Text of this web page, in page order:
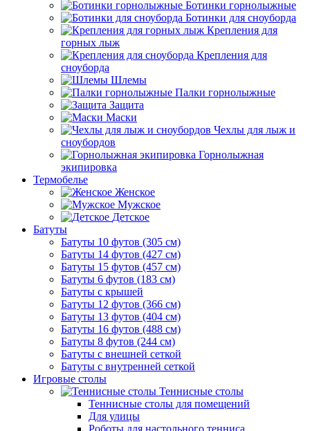
Ботинки горнолыжные
Ботинки для сноуборда
Крепления для
горных лыж
Крепления для
сноуборда
Шлемы
Палки горнолыжные
Защита
Маски
Чехлы для лыж и
сноубордов
Горнолыжная
экипировка
Термобелье
Женское
Мужское
Детское
Батуты
Батуты 10 футов (305 см)
Батуты 14 футов (427 см)
Батуты 15 футов (457 см)
Батуты 6 футов (183 см)
Батуты с крышей
Батуты 12 футов (366 см)
Батуты 13 футов (404 см)
Батуты 16 футов (488 см)
Батуты 8 футов (244 см)
Батуты с внешней сеткой
Батуты с внутренней сеткой
Игровые столы
Теннисные столы
Теннисные столы для помещений
Для улицы
Роботы для настольного тенниса